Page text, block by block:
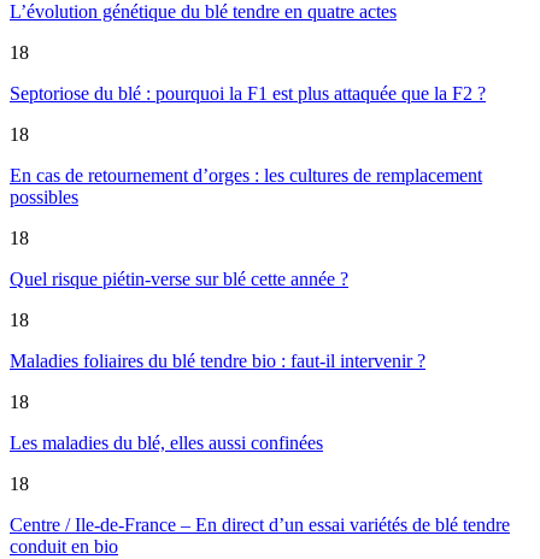
L’évolution génétique du blé tendre en quatre actes
18
Septoriose du blé : pourquoi la F1 est plus attaquée que la F2 ?
18
En cas de retournement d’orges : les cultures de remplacement
possibles
18
Quel risque piétin-verse sur blé cette année ?
18
Maladies foliaires du blé tendre bio : faut-il intervenir ?
18
Les maladies du blé, elles aussi confinées
18
Centre / Ile-de-France – En direct d’un essai variétés de blé tendre
conduit en bio